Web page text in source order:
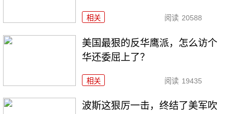
相关 阅读 20588
美国最狠的反华鹰派，怎么访个
华还委屈上了？
相关 阅读 19435
波斯这狠厉一击，终结了美军吹